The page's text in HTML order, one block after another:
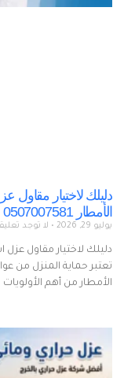
دليلك لاختيار
الأمطار 0507007581
يوليو 29, 2026 لا توجد
دليلك لاختيار مقاول
تعتبر حماية المنزل من
الأمطار من أهم الأولويات